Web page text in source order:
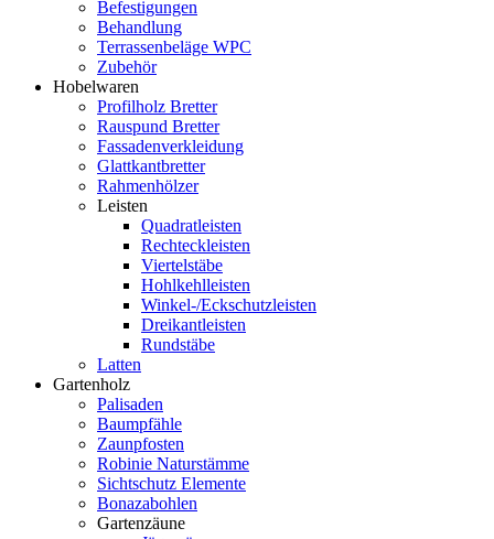
Befestigungen
Behandlung
Terrassenbeläge WPC
Zubehör
Hobelwaren
Profilholz Bretter
Rauspund Bretter
Fassadenverkleidung
Glattkantbretter
Rahmenhölzer
Leisten
Quadratleisten
Rechteckleisten
Viertelstäbe
Hohlkehlleisten
Winkel-/Eckschutzleisten
Dreikantleisten
Rundstäbe
Latten
Gartenholz
Palisaden
Baumpfähle
Zaunpfosten
Robinie Naturstämme
Sichtschutz Elemente
Bonazabohlen
Gartenzäune